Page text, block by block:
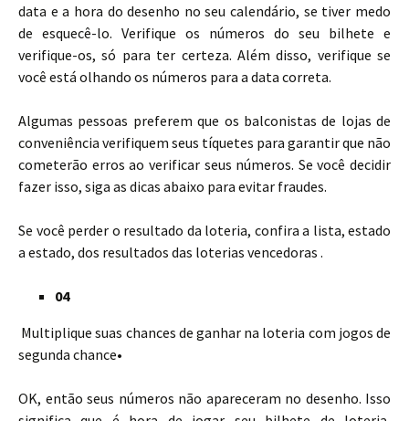
data e a hora do desenho no seu calendário, se tiver medo
de esquecê-lo. Verifique os números do seu bilhete e
verifique-os, só para ter certeza. Além disso, verifique se
você está olhando os números para a data correta.
Algumas pessoas preferem que os balconistas de lojas de
conveniência verifiquem seus tíquetes para garantir que não
cometerão erros ao verificar seus números. Se você decidir
fazer isso, siga as dicas abaixo para evitar fraudes.
Se você perder o resultado da loteria, confira a lista, estado
a estado, dos resultados das loterias vencedoras .
04
Multiplique suas chances de ganhar na loteria com jogos de
segunda chance•
OK, então seus números não apareceram no desenho. Isso